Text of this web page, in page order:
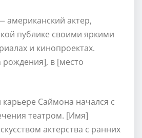
американский актер,
публике своими яркими
и кинопроектах.
рождения], в [место
карьере Саймона начался с
театром. [Имя]
актерства с ранних